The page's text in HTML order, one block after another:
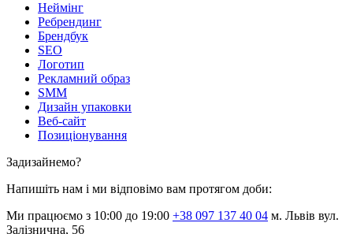
Неймінг
Ребрендинг
Брендбук
SEO
Логотип
Рекламний образ
SMM
Дизайн упаковки
Веб-сайт
Позиціонування
Задизайнемо?
Напишіть нам і ми відповімо вам протягом доби:
Ми працюємо з 10:00 до 19:00 +38 097 137 40 04 м. Львів вул.
Залізнична, 56